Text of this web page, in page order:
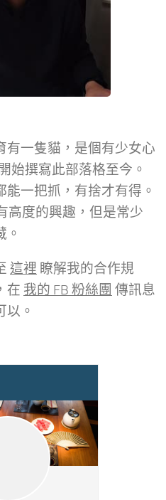
有一隻貓，是個有少女心
始撰寫此部落格至今。
一把抓，有捨才有得。
高度的興趣，但是常少
。
這裡 瞭解我的合作規
在 我的 FB 粉絲團 傳訊息
以。